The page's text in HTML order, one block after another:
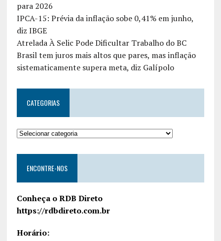
para 2026
IPCA-15: Prévia da inflação sobe 0,41% em junho,
diz IBGE
Atrelada À Selic Pode Dificultar Trabalho do BC
Brasil tem juros mais altos que pares, mas inflação
sistematicamente supera meta, diz Galípolo
CATEGORIAS
ENCONTRE-NOS
Conheça o RDB Direto
https://rdbdireto.com.br
Horário: